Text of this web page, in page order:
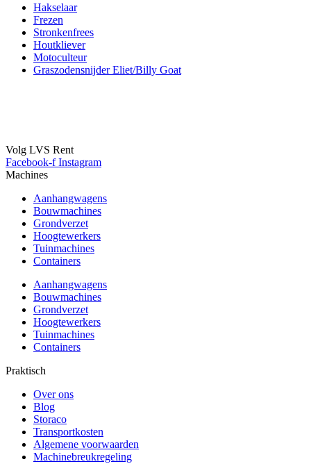
Hakselaar
Frezen
Stronkenfrees
Houtkliever
Motoculteur
Graszodensnijder Eliet/Billy Goat
Volg LVS Rent
Facebook-f Instagram
Machines
Aanhangwagens
Bouwmachines
Grondverzet
Hoogtewerkers
Tuinmachines
Containers
Aanhangwagens
Bouwmachines
Grondverzet
Hoogtewerkers
Tuinmachines
Containers
Praktisch
Over ons
Blog
Storaco
Transportkosten
Algemene voorwaarden
Machinebreukregeling